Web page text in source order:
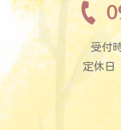
受付
定休日